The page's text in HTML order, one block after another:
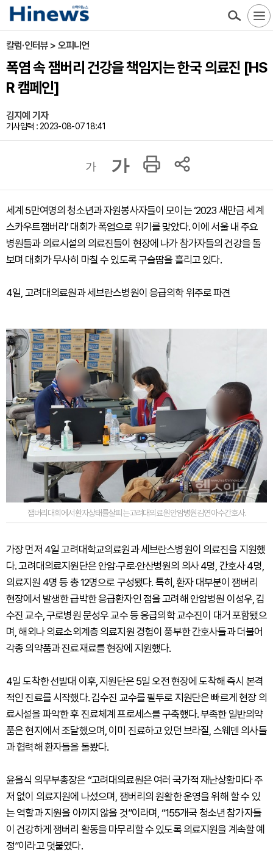
칼럼·인터뷰 > 오피니언
폭염 속 잼버리 건강을 책임지는 한국 의료진 [HS
R 캠페인]
김지예 기자
기사입력 : 2023-08-07 18:41
가 가
세계 5만여명의 청소년과 자원봉사자들이 모이는 ‘2023 새만금 세계
스카우트잼버리’ 대회가 폭염으로 위기를 맞았다. 이에 서울 내 주요
병원들과 의료시설의 의료진들이 현장에 나가 참가자들의 건강을 돌
보며 대회가 무사히 마칠 수 있도록 구슬땀을 흘리고 있다.
4일, 고려대의료원과 세브란스병원이 응급의학 위주로 파견
잼버리대회에서환자상태를살피는고려대의료원안암병원김연아수간호사.
가장 먼저 4일 고려대학교의료원과 세브란스병원이 의료진을 지원했
다. 고려대의료지원단은 안암·구로·안산병원의 의사 4명, 간호사 4명,
의료지원 4명 등 총 12명으로 구성됐다. 특히, 환자 대부분이 잼버리
현장에서 발생한 급박한 응급환자인 점을 고려해 안암병원 이성우, 김
수진 교수, 구로병원 문성우 교수 등 응급의학 교수진이 대거 포함됐으
며, 해외나 의료소외계층 의료지원 경험이 풍부한 간호사들과 더불어
각종 의약품과 진료재료를 현장에 지원했다.
4일 도착한 선발대 이후, 지원단은 5일 오전 현장에 도착해 즉시 본격
적인 진료를 시작했다. 김수진 교수를 필두로 지원단은 빠르게 현장 의
료시설을 파악한 후 진료체계 프로세스를 구축했다. 부족한 일반의약
품은 현지에서 조달했으며, 이미 진료하고 있던 브라질, 스웨덴 의사들
과 협력해 환자들을 돌봤다.
윤을식 의무부총장은 “고려대의료원은 여러 국가적 재난상황마다 주
저 없이 의료지원에 나섰으며, 잼버리의 원활한 운영을 위해 할 수 있
는 역할과 지원을 아끼지 않을 것”이라며, “155개국 청소년 참가자들
이 건강하게 잼버리 활동을 마무리할 수 있도록 의료지원을 계속할 예
정”이라고 덧붙였다.